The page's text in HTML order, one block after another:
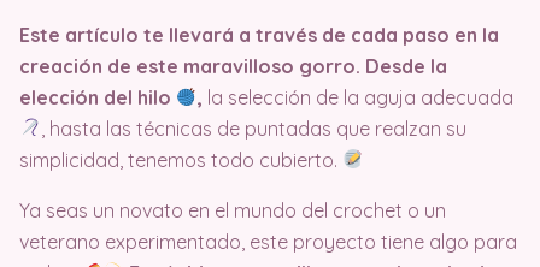
Este artículo te llevará a través de cada paso en la
creación de este maravilloso gorro. Desde la
elección del hilo
, la selección de la aguja adecuada
, hasta las técnicas de puntadas que realzan su
simplicidad, tenemos todo cubierto.
Ya seas un novato en el mundo del crochet o un
veterano experimentado, este proyecto tiene algo para